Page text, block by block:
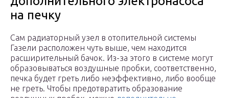
на печку
Сам радиаторный узел в отопительной системы
Газели расположен чуть выше, чем находится
расширительный бачок. Из-за этого в системе могут
образовываться воздушные пробки, соответственно,
печка будет греть либо неэффективно, либо вообще
не греть. Чтобы предотвратить образование